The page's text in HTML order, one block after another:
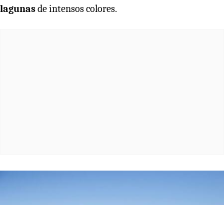
lagunasde intensos colores.